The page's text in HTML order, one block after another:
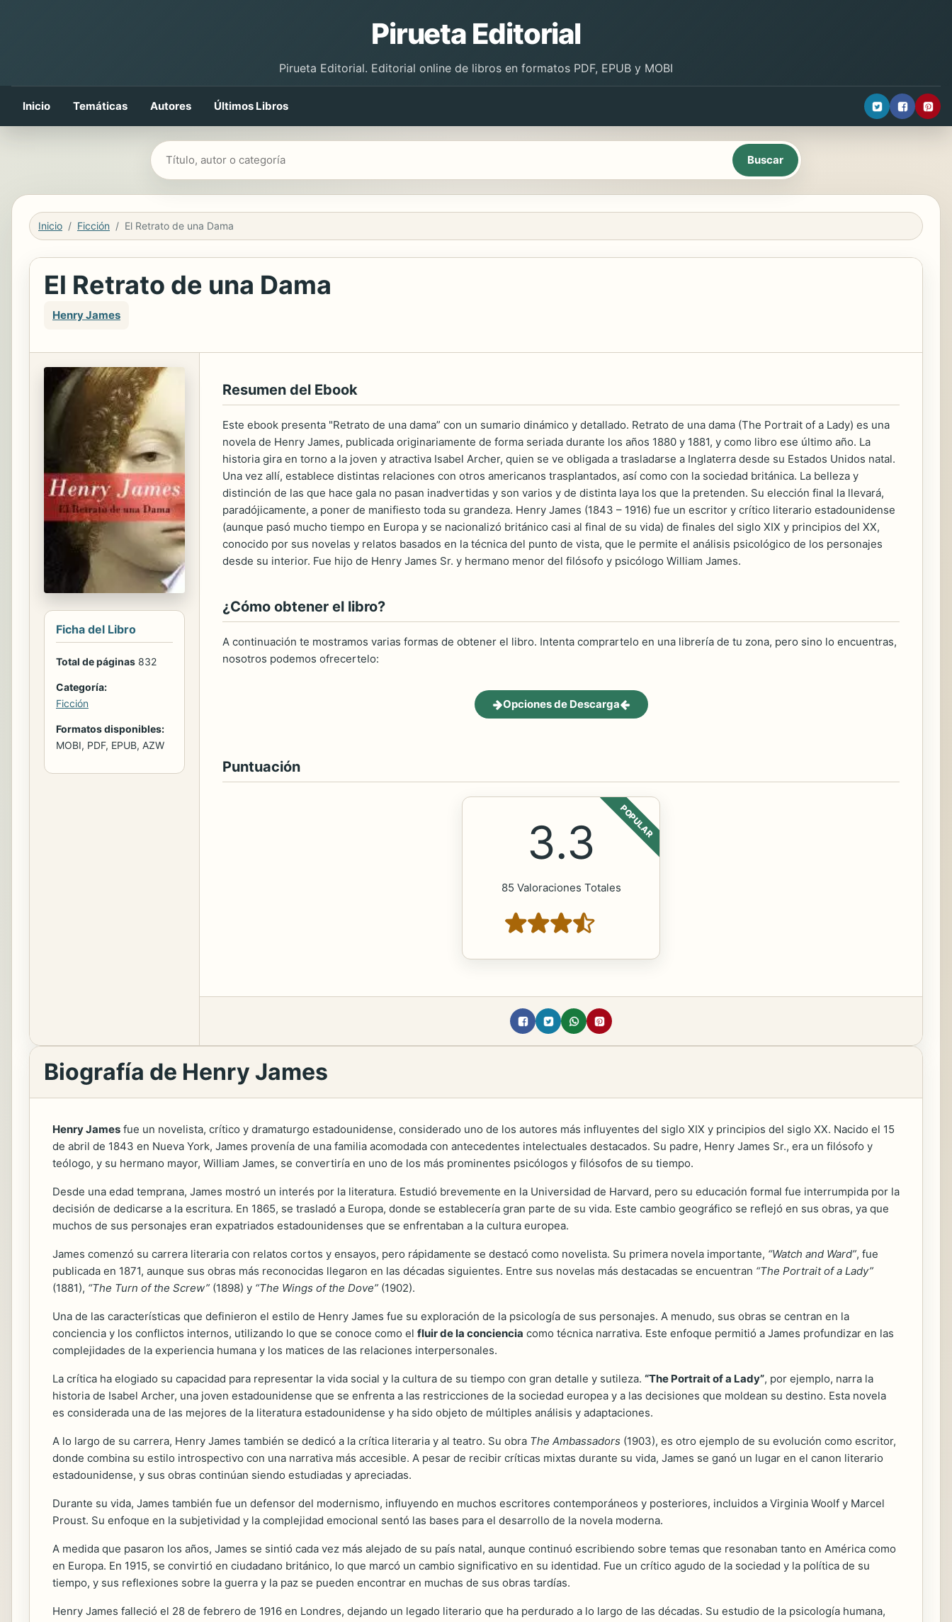
Pirueta Editorial
Pirueta Editorial. Editorial online de libros en formatos PDF, EPUB y MOBI
Inicio Temáticas Autores Últimos Libros
Buscar libros
Inicio Ficción El Retrato de una Dama
El Retrato de una Dama
Henry James
Ficha del Libro
Total de páginas 832
Categoría:
Ficción
Formatos disponibles:
MOBI, PDF, EPUB, AZW
Resumen del Ebook
Este ebook presenta "Retrato de una dama” con un sumario dinámico y detallado. Retrato de una dama (The Portrait of a Lady) es una
novela de Henry James, publicada originariamente de forma seriada durante los años 1880 y 1881, y como libro ese último año. La
historia gira en torno a la joven y atractiva Isabel Archer, quien se ve obligada a trasladarse a Inglaterra desde su Estados Unidos natal.
Una vez allí, establece distintas relaciones con otros americanos trasplantados, así como con la sociedad británica. La belleza y
distinción de las que hace gala no pasan inadvertidas y son varios y de distinta laya los que la pretenden. Su elección final la llevará,
paradójicamente, a poner de manifiesto toda su grandeza. Henry James (1843 – 1916) fue un escritor y crítico literario estadounidense
(aunque pasó mucho tiempo en Europa y se nacionalizó británico casi al final de su vida) de finales del siglo XIX y principios del XX,
conocido por sus novelas y relatos basados en la técnica del punto de vista, que le permite el análisis psicológico de los personajes
desde su interior. Fue hijo de Henry James Sr. y hermano menor del filósofo y psicólogo William James.
¿Cómo obtener el libro?
A continuación te mostramos varias formas de obtener el libro. Intenta comprartelo en una librería de tu zona, pero sino lo encuentras,
nosotros podemos ofrecertelo:
Opciones de Descarga
Puntuación
POPULAR
3.3
85 Valoraciones Totales
Biografía de Henry James
Henry James fue un novelista, crítico y dramaturgo estadounidense, considerado uno de los autores más influyentes del siglo XIX y principios del siglo XX. Nacido el 15
de abril de 1843 en Nueva York, James provenía de una familia acomodada con antecedentes intelectuales destacados. Su padre, Henry James Sr., era un filósofo y
teólogo, y su hermano mayor, William James, se convertiría en uno de los más prominentes psicólogos y filósofos de su tiempo.
Desde una edad temprana, James mostró un interés por la literatura. Estudió brevemente en la Universidad de Harvard, pero su educación formal fue interrumpida por la
decisión de dedicarse a la escritura. En 1865, se trasladó a Europa, donde se establecería gran parte de su vida. Este cambio geográfico se reflejó en sus obras, ya que
muchos de sus personajes eran expatriados estadounidenses que se enfrentaban a la cultura europea.
James comenzó su carrera literaria con relatos cortos y ensayos, pero rápidamente se destacó como novelista. Su primera novela importante, “Watch and Ward”, fue
publicada en 1871, aunque sus obras más reconocidas llegaron en las décadas siguientes. Entre sus novelas más destacadas se encuentran “The Portrait of a Lady”
(1881), “The Turn of the Screw” (1898) y “The Wings of the Dove” (1902).
Una de las características que definieron el estilo de Henry James fue su exploración de la psicología de sus personajes. A menudo, sus obras se centran en la
conciencia y los conflictos internos, utilizando lo que se conoce como el fluir de la conciencia como técnica narrativa. Este enfoque permitió a James profundizar en las
complejidades de la experiencia humana y los matices de las relaciones interpersonales.
La crítica ha elogiado su capacidad para representar la vida social y la cultura de su tiempo con gran detalle y sutileza. “The Portrait of a Lady”, por ejemplo, narra la
historia de Isabel Archer, una joven estadounidense que se enfrenta a las restricciones de la sociedad europea y a las decisiones que moldean su destino. Esta novela
es considerada una de las mejores de la literatura estadounidense y ha sido objeto de múltiples análisis y adaptaciones.
A lo largo de su carrera, Henry James también se dedicó a la crítica literaria y al teatro. Su obra The Ambassadors (1903), es otro ejemplo de su evolución como escritor,
donde combina su estilo introspectivo con una narrativa más accesible. A pesar de recibir críticas mixtas durante su vida, James se ganó un lugar en el canon literario
estadounidense, y sus obras continúan siendo estudiadas y apreciadas.
Durante su vida, James también fue un defensor del modernismo, influyendo en muchos escritores contemporáneos y posteriores, incluidos a Virginia Woolf y Marcel
Proust. Su enfoque en la subjetividad y la complejidad emocional sentó las bases para el desarrollo de la novela moderna.
A medida que pasaron los años, James se sintió cada vez más alejado de su país natal, aunque continuó escribiendo sobre temas que resonaban tanto en América como
en Europa. En 1915, se convirtió en ciudadano británico, lo que marcó un cambio significativo en su identidad. Fue un crítico agudo de la sociedad y la política de su
tiempo, y sus reflexiones sobre la guerra y la paz se pueden encontrar en muchas de sus obras tardías.
Henry James falleció el 28 de febrero de 1916 en Londres, dejando un legado literario que ha perdurado a lo largo de las décadas. Su estudio de la psicología humana,